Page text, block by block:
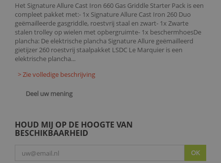
Het Signature Allure Cast Iron 660 Gas Griddle Starter Pack is een
compleet pakket met:- 1x Signature Allure Cast Iron 260 Duo
geëmailleerde gasgriddle, roestvrij staal en zwart- 1x Zwarte
stalen trolley op wielen met opbergruimte- 1x beschermhoesDe
plancha: De elektrische plancha Signature Allure geëmailleerd
gietijzer 260 roestvrij staalpakket LSDC Le Marquier is een
elektrische plancha...
> Zie volledige beschrijving
Deel uw mening
HOUD MIJ OP DE HOOGTE VAN
BESCHIKBAARHEID
OK